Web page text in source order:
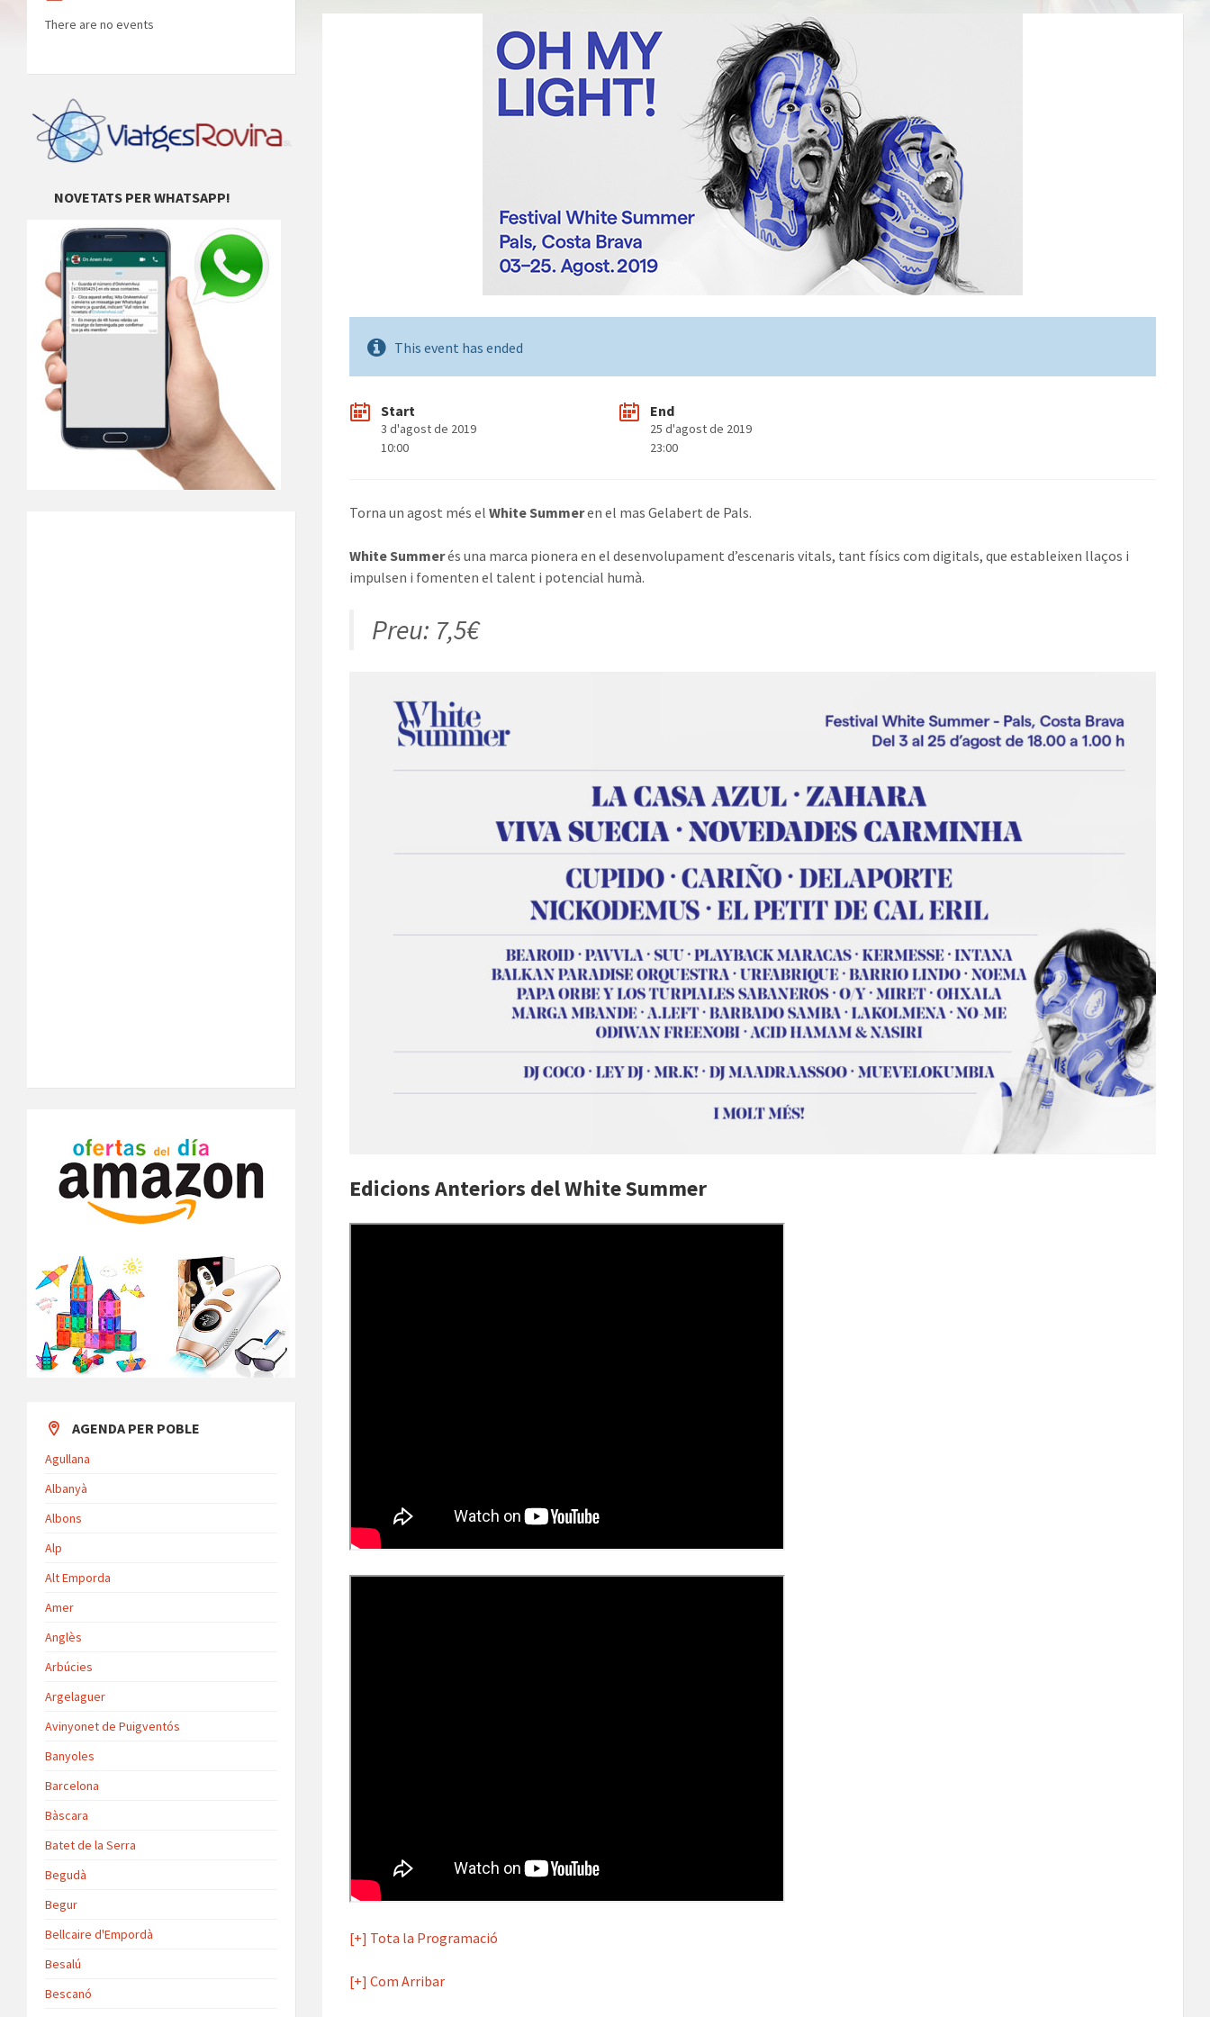
This event has ended
Start
3 d'agost de 2019
10:00
End
25 d'agost de 2019
23:00
Torna un agost més elWhite Summeren el mas Gelabert de Pals.
White Summerés una marca pionera en el desenvolupament d’escenaris vitals, tant físics com digitals, que estableixen llaços i
impulsen i fomenten el talent i potencial humà.
Preu: 7,5€
Edicions Anteriors del White Summer
[+] Tota la Programació
[+] Com Arribar
There are no events
NOVETATS PER WHATSAPP!
AGENDA PER POBLE
Agullana
Albanyà
Albons
Alp
Alt Emporda
Amer
Anglès
Arbúcies
Argelaguer
Avinyonet de Puigventós
Banyoles
Barcelona
Bàscara
Batet de la Serra
Begudà
Begur
Bellcaire d'Empordà
Besalú
Bescanó